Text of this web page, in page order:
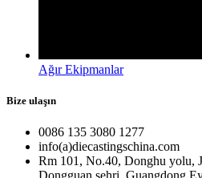
Ağır Ekipmanlar
Bize ulaşın
0086 135 3080 1277
info(a)diecastingschina.com
Rm 101, No.40, Donghu yolu,
Dongguan şehri, Guangdong